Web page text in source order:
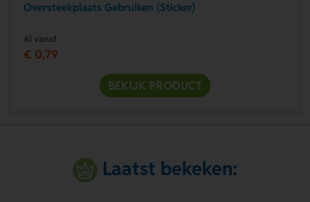
Oversteekplaats Gebruiken (Sticker)
Al vanaf
€ 0,79
BEKIJK PRODUCT
Laatst bekeken: